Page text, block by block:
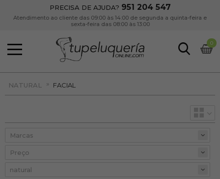
PRECISA DE AJUDA? 951 204 547
Atendimento ao cliente das 09:00 às 14:00 de segunda a quinta-feira e
sexta-feira das 08:00 às 13:00
0
NATURAL » FACIAL
Preço